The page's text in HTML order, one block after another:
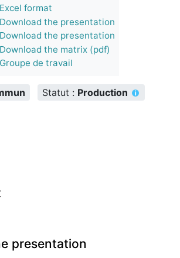
Excel format
Download the presentation
Download the presentation
Download the matrix (pdf)
Groupe de travail
Statut : Production
presentation